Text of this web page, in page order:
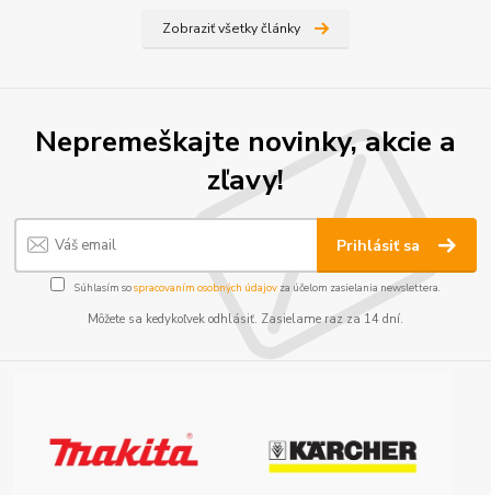
Zobraziť všetky články
Nepremeškajte novinky, akcie a
zľavy!
Prihlásiť sa
Súhlasím sospracovaním osobných údajov za účelom zasielania newslettera.
Môžete sa kedykoľvek odhlásiť. Zasielame raz za 14 dní.